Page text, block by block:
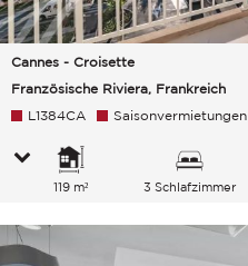
Cannes - Croisette
Französische Riviera, Frankreich
L1384CA Saisonvermietungen
119 m² 3 Schlafzimmer